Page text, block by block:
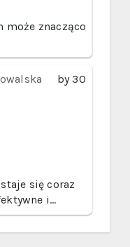
może znacząco
by30
się coraz
i…